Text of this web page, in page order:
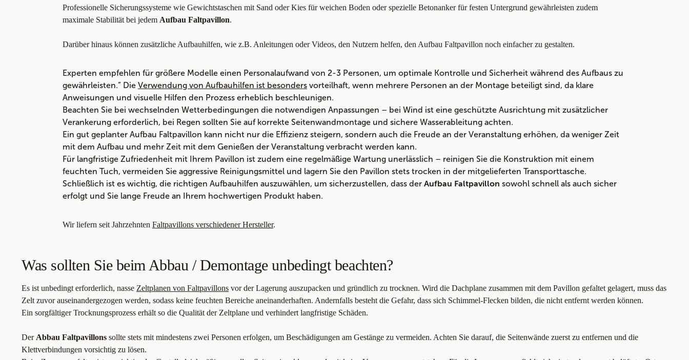
Professionelle Sicherungssysteme wie Gewichtstaschen mit Sand oder Kies für weichen Boden oder spezielle Betonanker für festen Untergrund gewährleisten zudem
maximale Stabilität bei jedem Aufbau Faltpavillon.
Darüber hinaus können zusätzliche Aufbauhilfen, wie z.B. Anleitungen oder Videos, den Nutzern helfen, den Aufbau Faltpavillon noch einfacher zu gestalten.
Experten empfehlen für größere Modelle einen Personalaufwand von 2-3 Personen, um optimale Kontrolle und Sicherheit während des Aufbaus zu
gewährleisten.” Die Verwendung von Aufbauhilfen ist besonders vorteilhaft, wenn mehrere Personen an der Montage beteiligt sind, da klare
Anweisungen und visuelle Hilfen den Prozess erheblich beschleunigen.
Beachten Sie bei wechselnden Wetterbedingungen die notwendigen Anpassungen – bei Wind ist eine geschützte Ausrichtung mit zusätzlicher
Verankerung erforderlich, bei Regen sollten Sie auf korrekte Seitenwandmontage und sichere Wasserableitung achten.
Ein gut geplanter Aufbau Faltpavillon kann nicht nur die Effizienz steigern, sondern auch die Freude an der Veranstaltung erhöhen, da weniger Zeit
mit dem Aufbau und mehr Zeit mit dem Genießen der Veranstaltung verbracht werden kann.
Für langfristige Zufriedenheit mit Ihrem Pavillon ist zudem eine regelmäßige Wartung unerlässlich – reinigen Sie die Konstruktion mit einem
feuchten Tuch, vermeiden Sie aggressive Reinigungsmittel und lagern Sie den Pavillon stets trocken in der mitgelieferten Transporttasche.
Schließlich ist es wichtig, die richtigen Aufbauhilfen auszuwählen, um sicherzustellen, dass der Aufbau Faltpavillon sowohl schnell als auch sicher
erfolgt und Sie lange Freude an Ihrem hochwertigen Produkt haben.
Wir liefern seit Jahrzehnten Faltpavillons verschiedener Hersteller.
Was sollten Sie beim Abbau / Demontage unbedingt beachten?
Es ist unbedingt erforderlich, nasse Zeltplanen von Faltpavillons vor der Lagerung auszupacken und gründlich zu trocknen. Wird die Dachplane zusammen mit dem Pavillon gefaltet gelagert, muss das
Zelt zuvor auseinandergezogen werden, sodass keine feuchten Bereiche aneinanderhaften. Andernfalls besteht die Gefahr, dass sich Schimmel-Flecken bilden, die nicht entfernt werden können.
Ein sorgfältiger Trocknungsprozess erhält so die Qualität der Zeltplane und verhindert langfristige Schäden.
Der Abbau Faltpavillons sollte stets mit mindestens zwei Personen erfolgen, um Beschädigungen am Gestänge zu vermeiden. Achten Sie darauf, die Seitenwände zuerst zu entfernen und die
Klettverbindungen vorsichtig zu lösen.